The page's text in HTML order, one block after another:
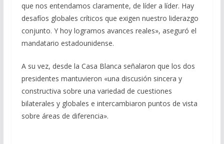
que nos entendamos claramente, de líder a líder. Hay
desafíos globales críticos que exigen nuestro liderazgo
conjunto. Y hoy logramos avances reales», aseguró el
mandatario estadounidense.
A su vez, desde la Casa Blanca señalaron que los dos
presidentes mantuvieron «una discusión sincera y
constructiva sobre una variedad de cuestiones
bilaterales y globales e intercambiaron puntos de vista
sobre áreas de diferencia».